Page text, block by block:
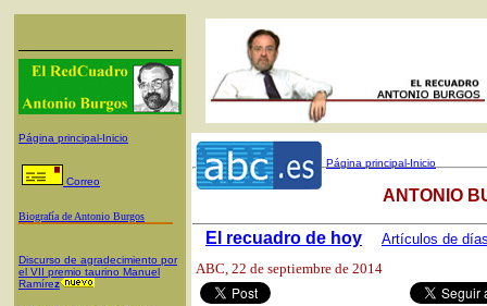
Página principal-Inicio
Correo
Biografía de Antonio Burgos
Discurso de agradecimiento por
el VII premio taurino Manuel
Ramírez
Página principal-Inicio
El recuadro de hoy Artículos de
ANTONIO
ABC, 22 de septiembre de 2014